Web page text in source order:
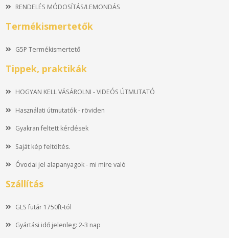
RENDELÉS MÓDOSÍTÁS/LEMONDÁS
Termékismertetők
G5P Termékismertető
Tippek, praktikák
HOGYAN KELL VÁSÁROLNI - VIDEÓS ÚTMUTATÓ
Használati útmutatók - röviden
Gyakran feltett kérdések
Saját kép feltöltés.
Óvodai jel alapanyagok - mi mire való
Szállítás
GLS futár 1750ft-tól
Gyártási idő jelenleg: 2-3 nap